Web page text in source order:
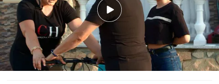
Dani le deja claro a Marisol que si no sabe
montar en bici no se puede comprar una moto
Marisol estalla y abandona su primera clase de
bicicleta